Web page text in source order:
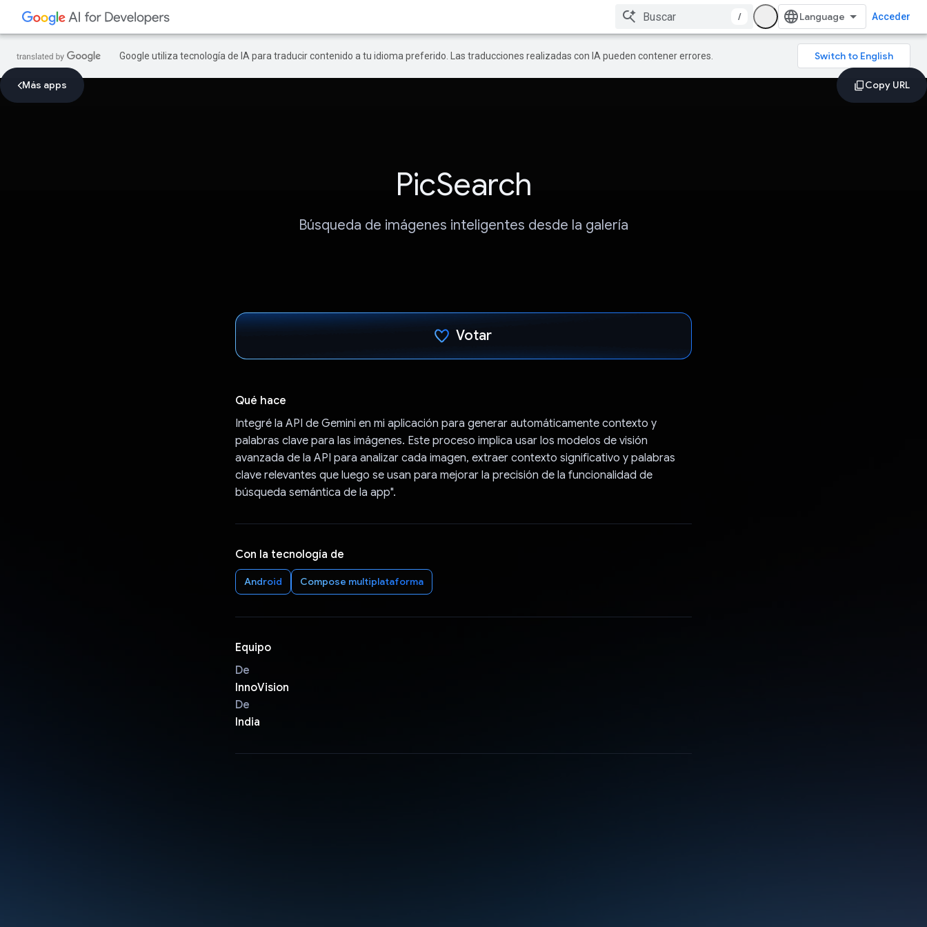
/ Acceder
Google utiliza tecnología de IA para traducir contenido a tu idioma preferido. Las traducciones realizadas con IA pueden contener errores.
Más apps
PicSearch
Búsqueda de imágenes inteligentes desde la galería
Votar
Qué hace
Integré la API de Gemini en mi aplicación para generar automáticamente contexto y
palabras clave para las imágenes. Este proceso implica usar los modelos de visión
avanzada de la API para analizar cada imagen, extraer contexto significativo y palabras
clave relevantes que luego se usan para mejorar la precisión de la funcionalidad de
búsqueda semántica de la app".
Con la tecnología de
Android Compose multiplataforma
Equipo
De
InnoVision
De
India